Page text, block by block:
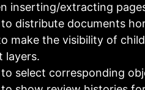
inserting/extracting
distribute documents
make the visibility of
layers.
select corresponding